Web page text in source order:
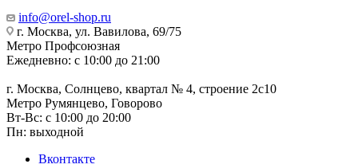
info@orel-shop.ru
г. Москва, ул. Вавилова, 69/75
Метро Профсоюзная
Ежедневно: с 10:00 до 21:00
г. Москва, Солнцево, квартал № 4, строение 2с10
Метро Румянцево, Говорово
Вт-Вс: с 10:00 до 20:00
Пн: выходной
Вконтакте